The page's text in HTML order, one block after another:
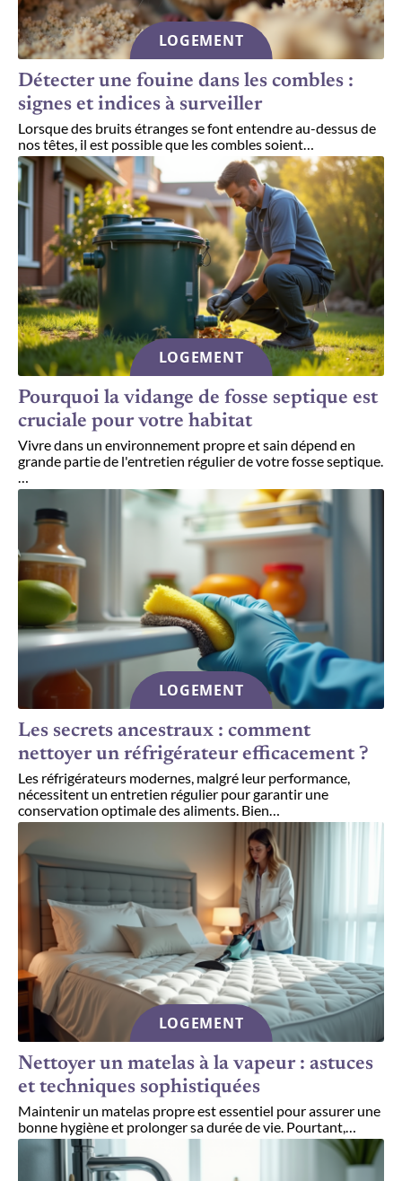
LOGEMENT
Détecter une fouine dans les combles :
signes et indices à surveiller
Lorsque des bruits étranges se font entendre au-dessus de
nos têtes, il est possible que les combles soient…
LOGEMENT
Pourquoi la vidange de fosse septique est
cruciale pour votre habitat
Vivre dans un environnement propre et sain dépend en
grande partie de l'entretien régulier de votre fosse septique.
…
LOGEMENT
Les secrets ancestraux : comment
nettoyer un réfrigérateur efficacement ?
Les réfrigérateurs modernes, malgré leur performance,
nécessitent un entretien régulier pour garantir une
conservation optimale des aliments. Bien
LOGEMENT
Nettoyer un matelas à la vapeur : astuces
et techniques sophistiquées
Maintenir un matelas propre est essentiel pour assurer une
bonne hygiène et prolonger sa durée de vie. Pourtant,